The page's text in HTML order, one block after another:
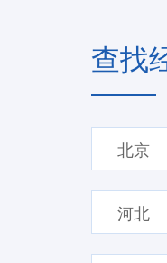
查找
北京
河北